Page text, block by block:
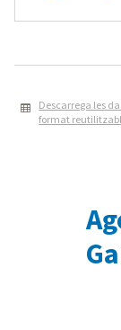
Descarrega les
format